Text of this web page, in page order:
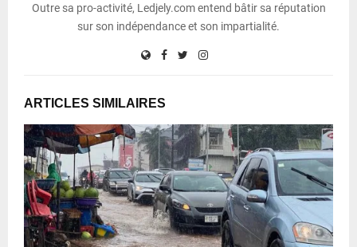
Outre sa pro-activité, Ledjely.com entend bâtir sa réputation
sur son indépendance et son impartialité.
ARTICLES SIMILAIRES